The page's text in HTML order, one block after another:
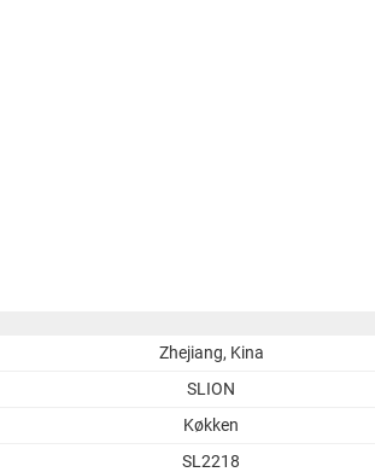
Zhejiang, Kina
SLION
Køkken
SL2218